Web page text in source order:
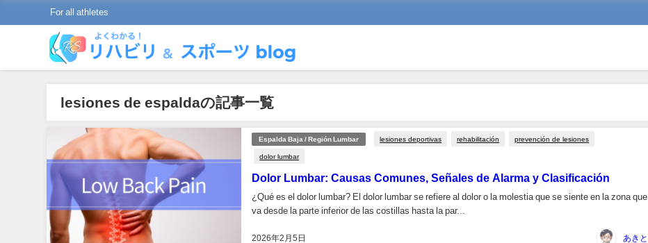
For all athletes
lesiones de espaldaの記事一覧
Espalda Baja / Región Lumbar lesiones deportivas rehabilitación prevención de lesiones
dolor lumbar
Dolor Lumbar: Causas Comunes, Señales de Alarma y Clasificación
2026年2月5日
¿Qué es el dolor lumbar? El dolor lumbar se refiere al dolor o la molestia que se siente en la zona que
va desde la parte inferior de las costillas hasta la par...
あきと